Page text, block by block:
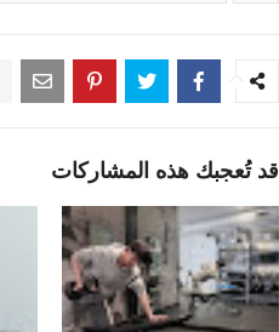
قد تُعجبك هذه المشاركات